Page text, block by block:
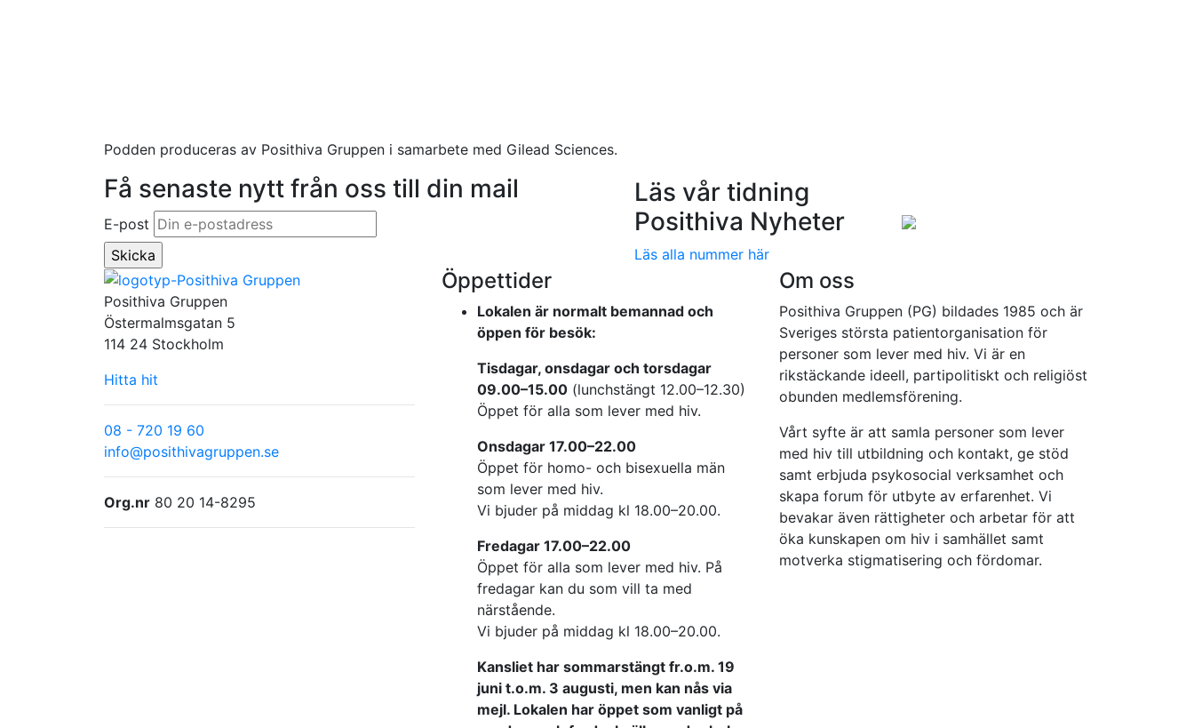
Podden produceras av Posithiva Gruppen i samarbete med Gilead Sciences.
Få senaste nytt från oss till din mail
E-post
Läs vår tidning
Posithiva Nyheter
Läs alla nummer här
Posithiva Gruppen
Östermalmsgatan 5
114 24 Stockholm
Hitta hit
08 - 720 19 60
info@posithivagruppen.se
Org.nr 80 20 14-8295
Öppettider
Lokalen är normalt bemannad och
öppen för besök:
Tisdagar, onsdagar och torsdagar
09.00–15.00 (lunchstängt 12.00–12.30)
Öppet för alla som lever med hiv.
Onsdagar 17.00–22.00
Öppet för homo- och bisexuella män
som lever med hiv.
Vi bjuder på middag kl 18.00–20.00.
Fredagar 17.00–22.00
Öppet för alla som lever med hiv. På
fredagar kan du som vill ta med
närstående.
Vi bjuder på middag kl 18.00–20.00.
Kansliet har sommarstängt fr.o.m. 19
juni t.o.m. 3 augusti, men kan nås via
mejl. Lokalen har öppet som vanligt på
Om oss
Posithiva Gruppen (PG) bildades 1985 och är
Sveriges största patientorganisation för
personer som lever med hiv. Vi är en
rikstäckande ideell, partipolitiskt och religiöst
obunden medlemsförening.
Vårt syfte är att samla personer som lever
med hiv till utbildning och kontakt, ge stöd
samt erbjuda psykosocial verksamhet och
skapa forum för utbyte av erfarenhet. Vi
bevakar även rättigheter och arbetar för att
öka kunskapen om hiv i samhället samt
motverka stigmatisering och fördomar.